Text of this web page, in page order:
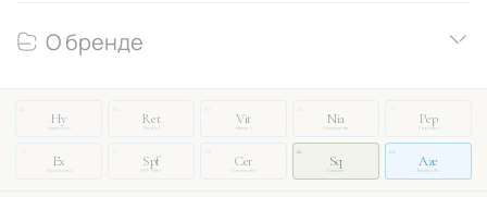
О бренде
14
Hy
Hyaluronic
Ret
Retinol
Vit
Vitamin C
Nia
Niacinamide
Pep
Peptides
Ex
Exosomes
Spf
SPF Filter
Cer
Ceramides
46
Sq
Squalane
88
Aze
Azelaic Ac.